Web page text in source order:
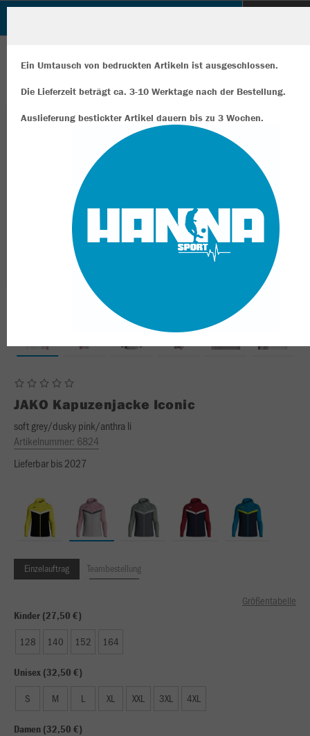
JAKO Kapuzenjacke Iconic
soft grey/dusky pink/anthra li
Artikelnummer: 6824
Lieferbar bis 2027
Einzelauftrag Teambestellung
Größentabelle
Kinder (27,50 €)
128 140 152 164
Unisex (32,50 €)
S M L XL XXL 3XL 4XL
Damen (32,50 €)
Ein Umtausch von bedruckten Artikeln ist ausgeschlossen.
Die Lieferzeit beträgt ca. 3-10 Werktage nach der Bestellung.
Auslieferung bestickter Artikel dauern bis zu 3 Wochen.
Wir verwenden Cookies
Durch die Analyse der Besucherdaten können wir dir personalisierte
Inhalte anzeigen und unsere Website verbessern. Weitere
zu den Cookies findest Du in den Einstellungen.
Alle ablehnen
mehr Infos